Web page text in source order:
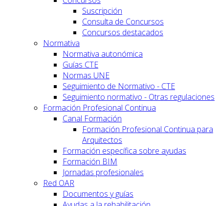
Suscripción
Consulta de Concursos
Concursos destacados
Normativa
Normativa autonómica
Guías CTE
Normas UNE
Seguimiento de Normativo - CTE
Seguimiento normativo - Otras regulaciones
Formación Profesional Continua
Canal Formación
Formación Profesional Continua para
Arquitectos
Formación específica sobre ayudas
Formación BIM
Jornadas profesionales
Red OAR
Documentos y guías